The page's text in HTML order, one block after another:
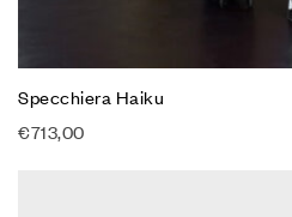
Specchiera Haiku
€713,00